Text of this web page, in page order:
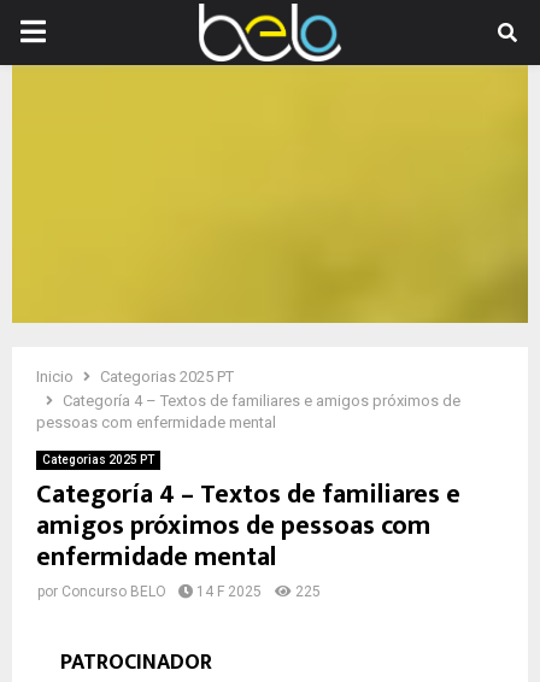
PRIMARY
Inicio
Categorias 2025 PT
Categoría 4 – Textos de familiares e amigos próximos de
pessoas com enfermidade mental
Categorias 2025 PT
Categoría 4 – Textos de familiares e
amigos próximos de pessoas com
enfermidade mental
por Concurso BELO 14 F 2025 225
PATROCINADOR